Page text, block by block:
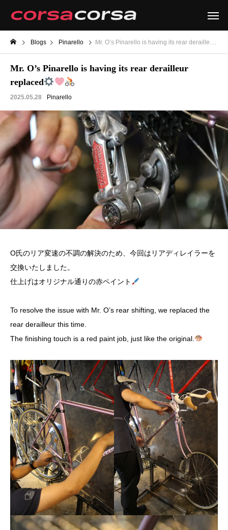
Blogs Pinarello Mr. O’s Pinarello is having its rear derailleur replaced
Mr. O’s Pinarello is having its rear derailleur
replaced
2025.05.28 Pinarello
O氏のリア変速の不調の解決のため、今回はリアディレイラーを
交換いたしました。
仕上げはオリジナル通りの赤ペイント
To resolve the issue with Mr. O’s rear shifting, we replaced the
rear derailleur this time.
The finishing touch is a red paint job, just like the original.